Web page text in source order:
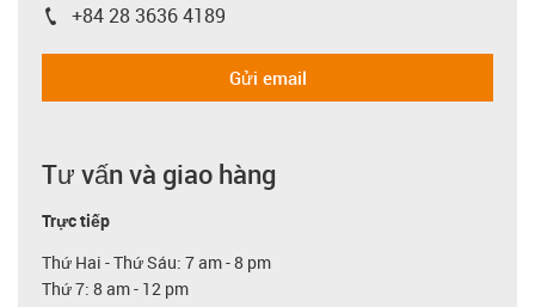
igus-icon-phone
+84 28 3636 4189
Gửi email
Tư vấn và giao hàng
Trực tiếp
Thứ Hai - Thứ Sáu: 7 am - 8 pm
Thứ 7: 8 am - 12 pm